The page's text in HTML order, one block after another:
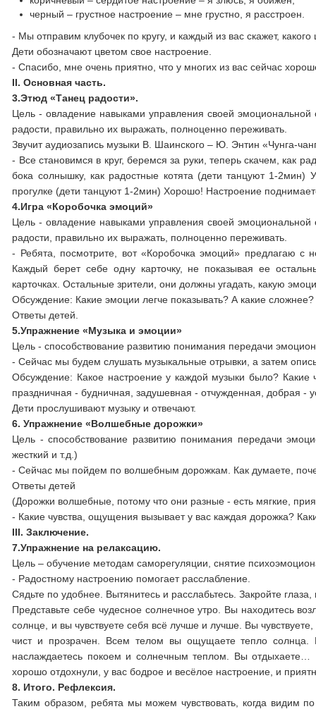
черный – грустное настроение – мне грустно, я расстроен.
- Мы отправим клубочек по кругу, и каждый из вас скажет,
Дети обозначают цветом свое настроение.
- Спасибо, мне очень приятно, что у многих из вас сейчас
II. Основная часть.
3.Этюд «Танец радости».
Цель - овладение навыками управления своей эмоциональной
радости, правильно их выражать, полноценно переживать.
Звучит аудиозапись музыки В. Шаинского – Ю. Энтин «Чунга-
- Все становимся в круг, беремся за руки, теперь скачем, как
бока солнышку, как радостные котята (дети танцуют 1-
прогулке (дети танцуют 1-2мин) Хорошо! Настроение
4.Игра «Коробочка эмоций»
Цель - овладение навыками управления своей эмоциональной
радости, правильно их выражать, полноценно переживать.
- Ребята, посмотрите, вот «Коробочка эмоций» предлагаю с
Каждый берет себе одну карточку, не показывая ее
карточках. Остальные зрители, они должны угадать, какую
Обсуждение: Какие эмоции легче показывать? А какие
Ответы детей.
5.Упражнение «Музыка и эмоции»
Цель - способствование развитию понимания передачи
- Сейчас мы будем слушать музыкальные отрывки, а затем
Обсуждение: Какое настроение у каждой музыки было? Какие
праздничная - будничная, задушевная - отчужденная, добрая -
Дети прослушивают музыку и отвечают.
6. Упражнение «Волшебные дорожки»
Цель - способствование развитию понимания передачи
жесткий и т.д.)
- Сейчас мы пойдем по волшебным дорожкам. Как думаете,
Ответы детей
(Дорожки волшебные, потому что они разные - есть мягкие,
- Какие чувства, ощущения вызывает у вас каждая дорожка?
III. Заключение.
7.Упражнение на релаксацию.
Цель – обучение методам саморегуляции, снятие
- Радостному настроению помогает расслабление.
Сядьте по удобнее. Вытянитесь и расслабьтесь. Закройте
Представьте себе чудесное солнечное утро. Вы находитесь
солнце, и вы чувствуете себя всё лучше и лучше. Вы
чист и прозрачен. Всем телом вы ощущаете тепло
наслаждаетесь покоем и солнечным теплом. Вы отдыхаете…
хорошо отдохнули, у вас бодрое и весёлое настроение, и
8. Итого. Рефлексия.
Таким образом, ребята мы можем чувствовать, когда видим